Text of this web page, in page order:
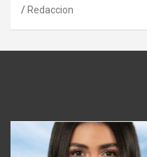
Redaccion